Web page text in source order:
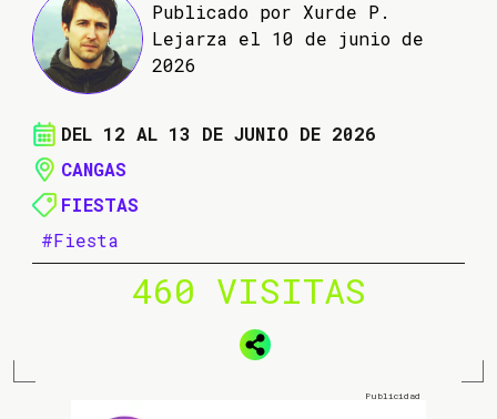
Publicado por Xurde P.
Lejarza el 10 de junio de
2026
DEL 12 AL 13 DE JUNIO DE 2026
CANGAS
FIESTAS
#Fiesta
460 VISITAS